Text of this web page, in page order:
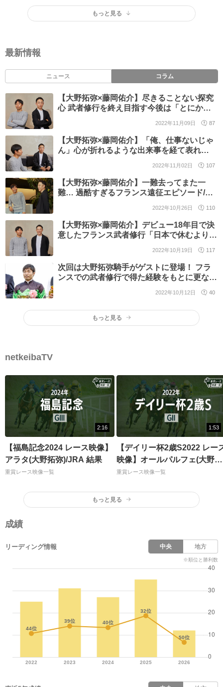
もっと見る
最新情報
ニュース コラム
【大野拓弥×藤岡佑介】尽きることない探究
心 武者修行を終え目指す今後は「とにかく
2022年11月09日 87
【大野拓弥×藤岡佑介】「俺、仕事ないじゃ
ん」心が折れるような出来事を経て表れ
2022年11月02日 107
【大野拓弥×藤岡佑介】一難去ってまた一
難… 過酷すぎるフランス遠征エピソード/第2
2022年10月26日 110
【大野拓弥×藤岡佑介】デビュー18年目で決
意したフランス武者修行「日本で休むより有
2022年10月19日 117
次回は大野拓弥騎手がゲストに登場！ フラ
ンスでの武者修行で得た経験をもとに更なる
2022年10月12日 40
もっと見る
netkeibaTV
2:16
【福島記念2024 レース映像】
アラタ(大野拓弥)/JRA 結果
重賞レース映像一覧
1:53
【デイリー杯2歳S2022 レー
映像】オールパルフェ(大野拓
弥)/JRA 結果
重賞レース映像一覧
もっと見る
成績
リーディング情報 中央 地方
※順位と勝利数